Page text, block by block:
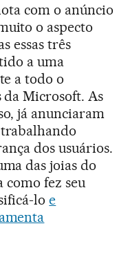
com o anúncio
o aspecto
essas três
a uma
a todo o
da Microsoft. As
já anunciaram
dos usuários.
das joias do
como fez seu
loe